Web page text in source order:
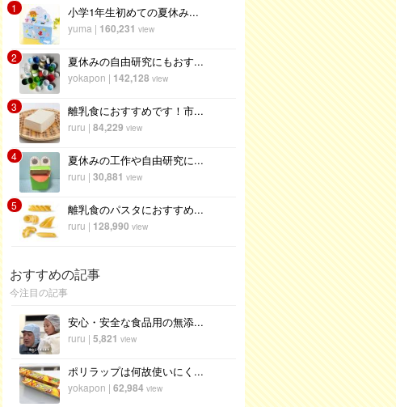
1
小学1年生初めての夏休み...
yuma | 160,231 view
2 夏休みの自由研究にもおす...
yokapon | 142,128 view
3 離乳食におすすめです！市...
ruru | 84,229 view
4 夏休みの工作や自由研究に...
ruru | 30,881 view
5 離乳食のパスタにおすすめ...
ruru | 128,990 view
おすすめの記事
今注目の記事
安心・安全な食品用の無添...
ruru | 5,821 view
ポリラップは何故使いにく...
yokapon | 62,984 view